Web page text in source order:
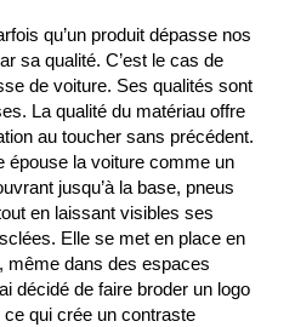
qu’un produit dépasse nos
sa qualité. C’est le cas de
de voiture. Ses qualités sont
La qualité du matériau offre
au toucher sans précédent.
épouse la voiture comme un
jusqu’à la base, pneus
en laissant visibles ses
Elle se met en place en
même dans des espaces
décidé de faire broder un logo
ce qui crée un contraste